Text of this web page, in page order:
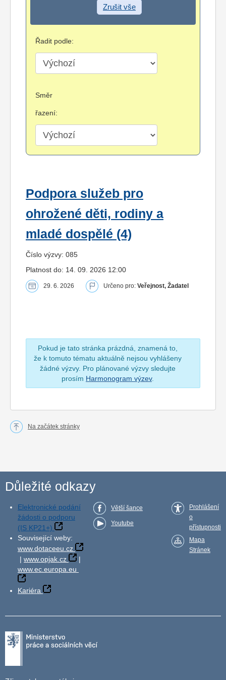
Zrušit vše
Řadit podle:
Směr
řazení:
Podpora služeb pro
ohrožené děti, rodiny a
mladé dospělé (4)
Číslo výzvy: 085
Platnost do: 14. 09. 2026 12:00
29. 6. 2026 Určeno pro: Veřejnost, Žadatel
Pokud je tato stránka prázdná, znamená to,
že k tomuto tématu aktuálně nejsou vyhlášeny
žádné výzvy. Pro plánované výzvy sledujte
prosím Harmonogram výzev.
Na začátek stránky
Důležité odkazy
Elektronické podání
žádosti o podporu
(IS KP21+)
Související weby:
www.dotaceeu.cz
| www.opjak.cz
|
www.ec.europa.eu
Kariéra
Větší šance
Youtube
Prohlášení
o
přístupnosti
Mapa
Stránek